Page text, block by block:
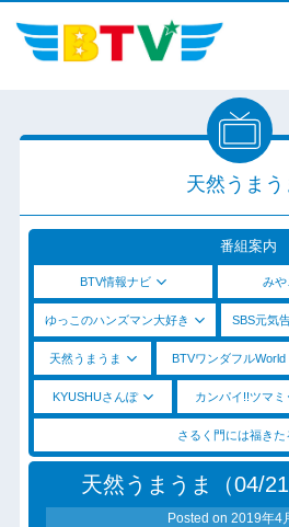
天然うまう
番組案内
BTV情報ナビ み
ゆっこのハンズマン大好き SBS元気
天然うまうま BTVワンダフルWorld
KYUSHUさんぽ カンパイ!!ツマミ
さるく門には福きた
天然うまうま（04/
Posted on 2019年4